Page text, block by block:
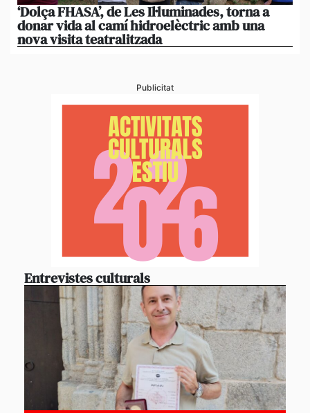
‘Dolça FHASA’, de Les Il·luminades, torna a
donar vida al camí hidroelèctric amb una
nova visita teatralitzada
Publicitat
Entrevistes culturals